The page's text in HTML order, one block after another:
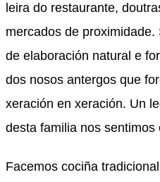
leira do restaurante,
mercados de
de elaboración natural e
dos nosos antergos que
xeración en xeración. Un
desta familia nos sentimos
Facemos cociña